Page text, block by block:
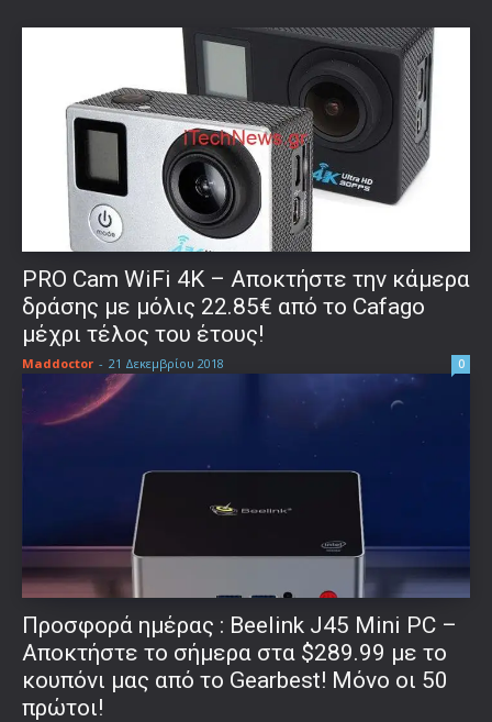
PRO Cam WiFi 4K – Αποκτήστε την κάμερα
δράσης με μόλις 22.85€ από το Cafago
μέχρι τέλος του έτους!
Maddoctor - 21 Δεκεμβρίου 2018 0
Προσφορά ημέρας : Beelink J45 Mini PC –
Αποκτήστε το σήμερα στα $289.99 με το
κουπόνι μας από το Gearbest! Μόνο οι 50
πρώτοι!